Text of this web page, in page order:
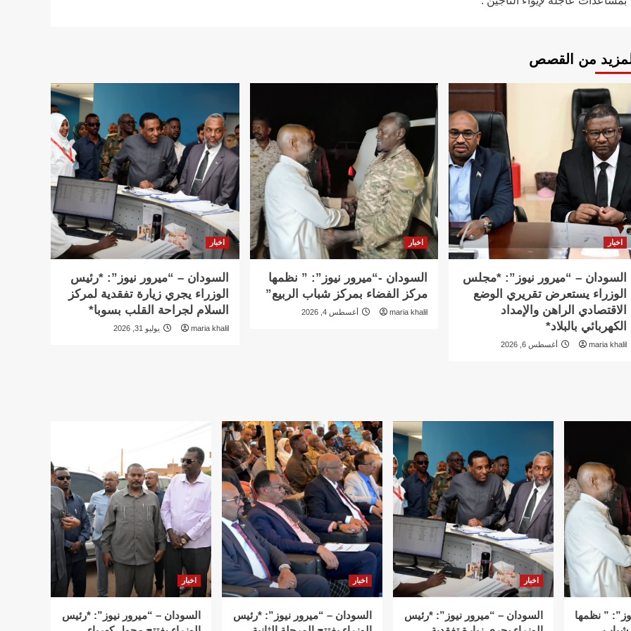
من القصص
اخبار
السودان – “ميرور نيوز”: *مجلس
الوزراء يستعرض تقريري الوضع
الاقتصادي الراهن والإمداد
الكهربائي بالبلاد*
maria khalil أغسطس 6, 2026
اخبار
السودان -“ميرور نيوز”: ” نظمها
مركز الفضاء بمركز شباب الربيع”
maria khalil أغسطس 4, 2026
اخبار
السودان – “ميرور نيوز”: *رئيس
الوزراء يجري زيارة تفقدية لمركز
السلام لجراحة القلب بسوبا*
maria khalil يوليو 31, 2026
” نظمها
اخبار
السودان – “ميرور نيوز”: *رئيس
اخبار
السودان – “ميرور نيوز”: *رئيس
اخبار
السودان – “ميرور نيوز”: *رئيس